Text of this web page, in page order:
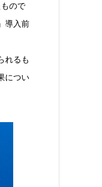
ので
導入前
れるも
につい